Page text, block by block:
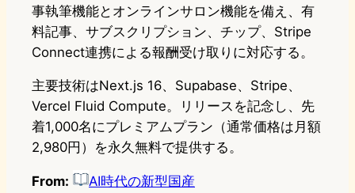
事執筆機能とオンラインサロン機能を備え、有
料記事、サブスクリプション、チップ、Stripe
Connect連携による報酬受け取りに対応する。
主要技術はNext.js 16、Supabase、Stripe、
Vercel Fluid Compute。リリースを記念し、先
着1,000名にプレミアムプラン（通常価格は月額
2,980円）を永久無料で提供する。
From:
AI時代の新型国産